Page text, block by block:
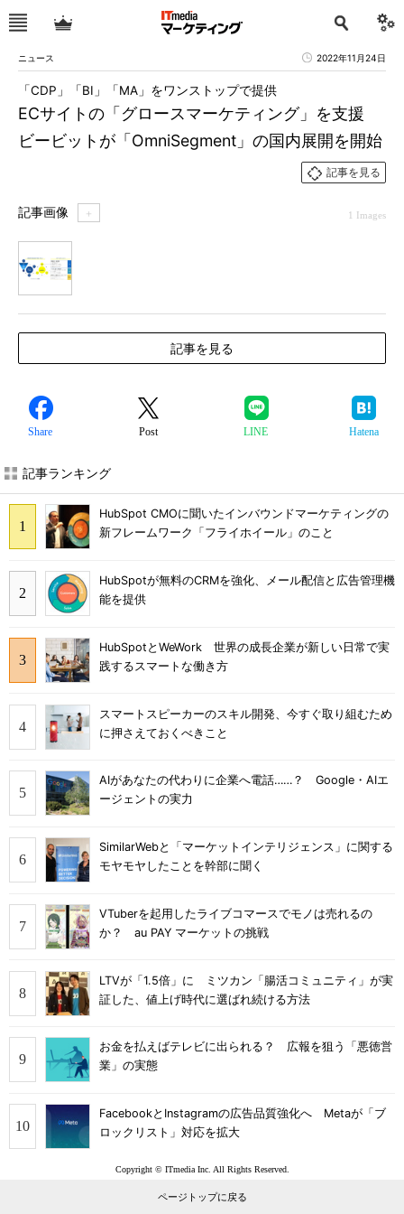
ニュース 2022年11月24日
ECサイトの「グロースマーケティング」を支援
ビービットが「OmniSegment」の国内展開を開始
「CDP」「BI」「MA」をワンストップで提供
記事を見る
記事画像 ＋ 1 Images
記事を見る
Share Post LINE Hatena
記事ランキング
HubSpot CMOに聞いたインバウンドマーケティングの
新フレームワーク「フライホイール」のこと
HubSpotが無料のCRMを強化、メール配信と広告管理機
能を提供
HubSpotとWeWork 世界の成長企業が新しい日常で実
践するスマートな働き方
スマートスピーカーのスキル開発、今すぐ取り組むため
に押さえておくべきこと
AIがあなたの代わりに企業へ電話……？ Google・AIエ
ージェントの実力
SimilarWebと「マーケットインテリジェンス」に関する
モヤモヤしたことを幹部に聞く
VTuberを起用したライブコマースでモノは売れるの
か？ au PAY マーケットの挑戦
LTVが「1.5倍」に ミツカン「腸活コミュニティ」が実
証した、値上げ時代に選ばれ続ける方法
お金を払えばテレビに出られる？ 広報を狙う「悪徳営
業」の実態
FacebookとInstagramの広告品質強化へ Metaが「ブ
ロックリスト」対応を拡大
Copyright © ITmedia Inc. All Rights Reserved.
ページトップに戻る